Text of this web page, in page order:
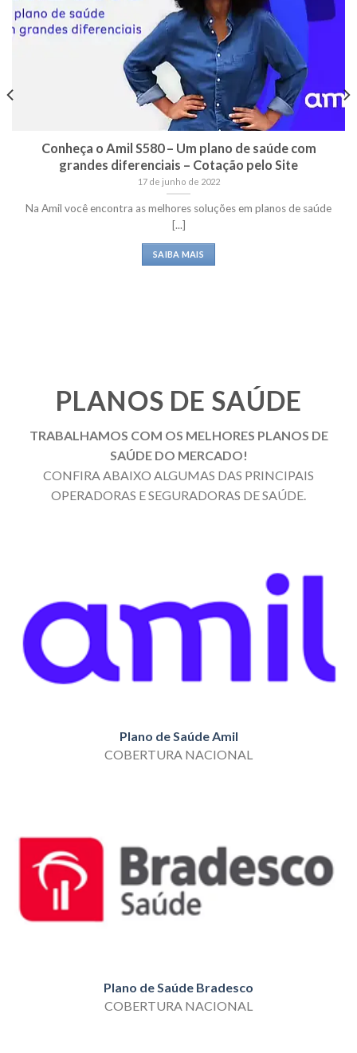
Conheça o Amil S580 – Um plano de saúde com
grandes diferenciais – Cotação pelo Site
17 de junho de 2022
Na Amil você encontra as melhores soluções em planos de saúde
[...]
SAIBA MAIS
PLANOS DE SAÚDE
TRABALHAMOS COM OS MELHORES PLANOS DE
SAÚDE DO MERCADO!
CONFIRA ABAIXO ALGUMAS DAS PRINCIPAIS
OPERADORAS E SEGURADORAS DE SAÚDE.
Plano de Saúde Amil
COBERTURA NACIONAL
Plano de Saúde Bradesco
COBERTURA NACIONAL